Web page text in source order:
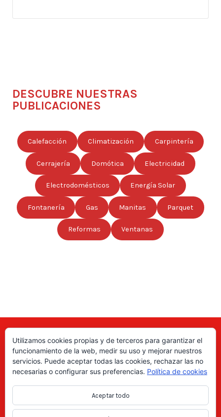
DESCUBRE NUESTRAS
PUBLICACIONES
Calefacción Climatización Carpintería
Cerrajería Domótica Electricidad
Electrodomésticos Energía Solar
Fontanería Gas Manitas Parquet
Reformas Ventanas
Aquí puede encontrar las direcciones de empresas, autónomos,
fabricantes locales, asociaciones, etc; de todo el país. ¡Valore sus
productos y servicios para ayudar a los usuarios a tomar la decisión
ofertas de trabajo y empleo que se anuncian en el directorio y
consiga trabajos según le interese, en los anuncios locales.
Utilizamos cookies propias y de terceros para garantizar el
funcionamiento de la web, medir su uso y mejorar nuestros
servicios. Puede aceptar todas las cookies, rechazar las no
necesarias o configurar sus preferencias. Política de cookies
Aceptar todo